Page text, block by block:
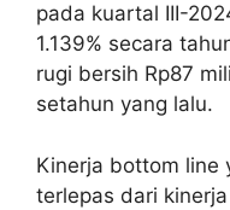
pada kuartal III-
1.139% secara
rugi bersih Rp87
setahun yang lalu.
Kinerja bottom line
terlepas dari